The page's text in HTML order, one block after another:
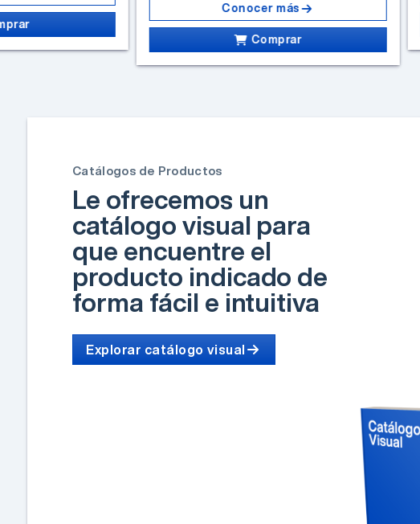
Conocer más
Comprar
Catálogos de Productos
Le ofrecemos un
catálogo visual para
que encuentre el
producto indicado de
forma fácil e intuitiva
Explorar catálogo visual